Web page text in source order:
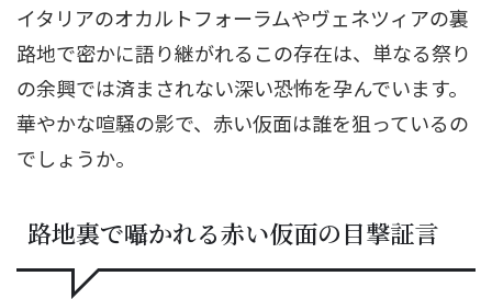
イタリアのオカルトフォーラムやヴェネツィアの裏
路地で密かに語り継がれるこの存在は、単なる祭り
の余興では済まされない深い恐怖を孕んでいます。
華やかな喧騒の影で、赤い仮面は誰を狙っているの
でしょうか。
路地裏で囁かれる赤い仮面の目撃証言